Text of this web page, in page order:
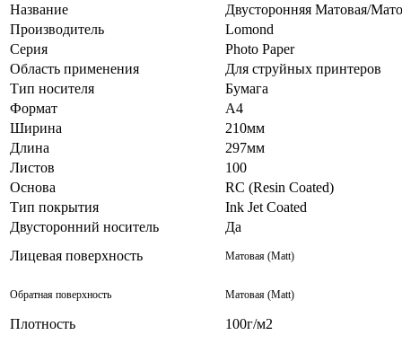
Название
Двусторонняя Матовая/
Производитель
Lomond
Серия
Photo Paper
Область применения
Для струйных принтеров
Тип носителя
Бумага
Формат
A4
Ширина
210мм
Длина
297мм
Листов
100
Основа
RC (Resin Coated)
Тип покрытия
Ink Jet Coated
Двусторонний носитель
Да
Лицевая поверхность
Матовая (Matt)
Обратная поверхность Матовая (Matt)
Плотность 100г/м2